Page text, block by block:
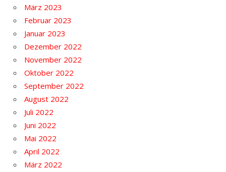
März 2023
Februar 2023
Januar 2023
Dezember 2022
November 2022
Oktober 2022
September 2022
August 2022
Juli 2022
Juni 2022
Mai 2022
April 2022
März 2022